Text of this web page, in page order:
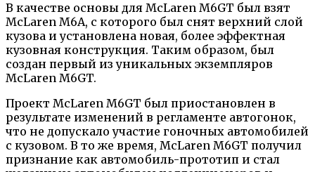
В качестве основы для McLaren M6GT был взят
McLaren M6A, с которого был снят верхний слой
кузова и установлена новая, более эффектная
кузовная конструкция. Таким образом, был
создан первый из уникальных экземпляров
McLaren M6GT.
Проект McLaren M6GT был приостановлен в
результате изменений в регламенте автогонок,
что не допускало участие гоночных автомобилей
с кузовом. В то же время, McLaren M6GT получил
признание как автомобиль-прототип и стал